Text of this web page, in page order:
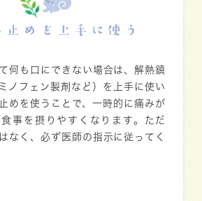
めを上手に使う
何も口にできない場合は、解熱鎮
ノフェン製剤など）を上手に使い
めを使うことで、一時的に痛みが
事を摂りやすくなります。ただ
なく、必ず医師の指示に従ってく